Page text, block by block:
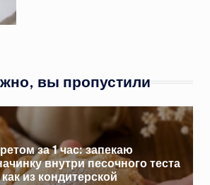
вы пропустили
за 1 час: запекаю
внутри песочного теста
из кондитерской